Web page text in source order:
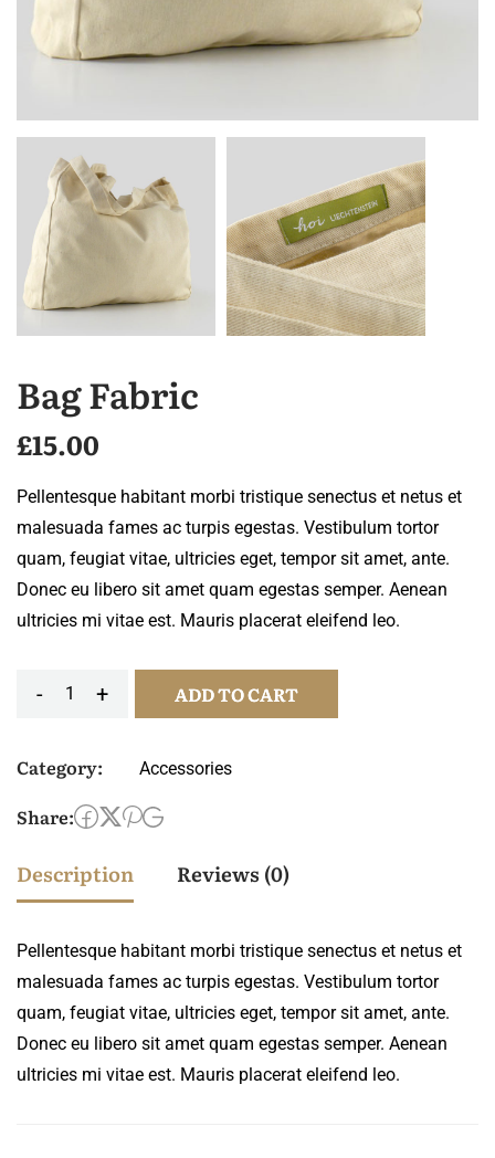
Bag Fabric
£15.00
Pellentesque habitant morbi tristique senectus et netus et
malesuada fames ac turpis egestas. Vestibulum tortor
quam, feugiat vitae, ultricies eget, tempor sit amet, ante.
Donec eu libero sit amet quam egestas semper. Aenean
ultricies mi vitae est. Mauris placerat eleifend leo.
- + ADD TO CART
Category: Accessories
Share:
Description Reviews (0)
Pellentesque habitant morbi tristique senectus et netus et
malesuada fames ac turpis egestas. Vestibulum tortor
quam, feugiat vitae, ultricies eget, tempor sit amet, ante.
Donec eu libero sit amet quam egestas semper. Aenean
ultricies mi vitae est. Mauris placerat eleifend leo.